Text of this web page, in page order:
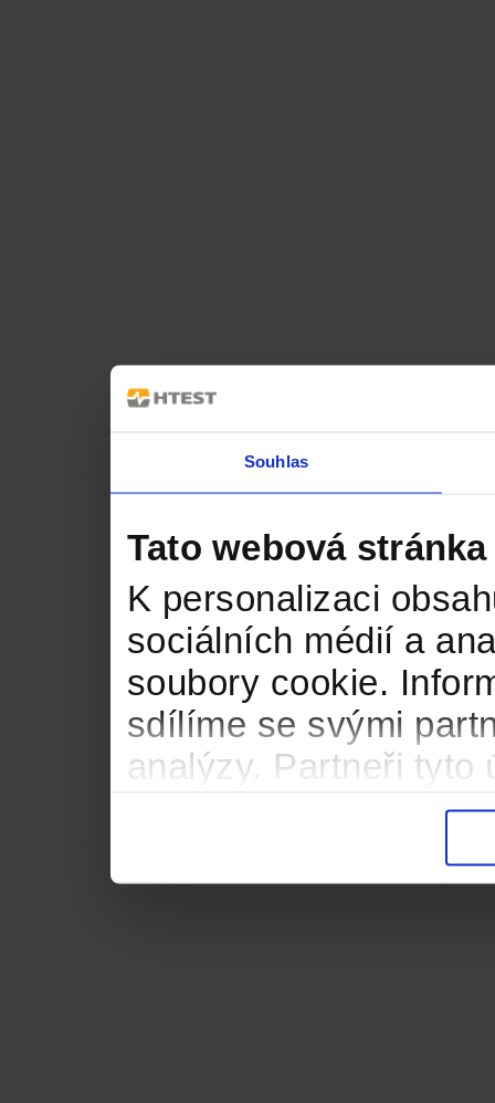
Souhlas
Tato webová
K personalizaci
sociálních médií a
soubory cookie.
sdílíme se svými
analýzy. Partneři tyto
informacemi, které